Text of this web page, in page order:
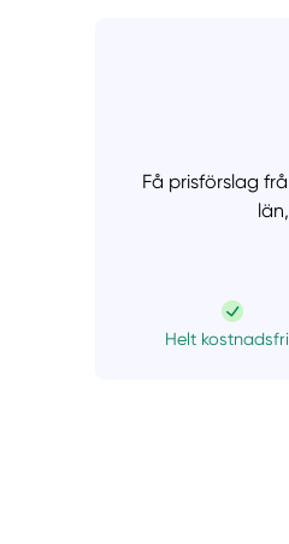
Få prisförslag
län,
Helt